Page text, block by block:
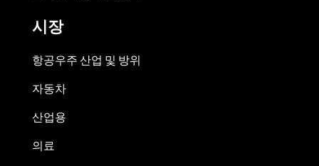
시장
항공우주 산업 및 방위
자동차
산업용
의료